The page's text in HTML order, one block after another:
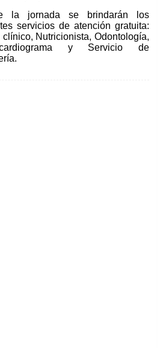
la jornada se brindarán los
servicios de atención gratuita:
clínico, Nutricionista, Odontología,
y Servicio de